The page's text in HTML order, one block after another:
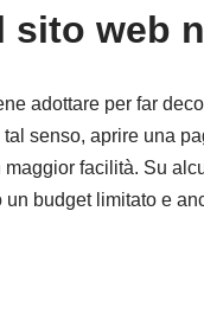
sito web
adottare per far
senso, aprire una
facilità. Su
budget limitato e